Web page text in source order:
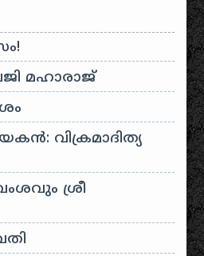
മഹാരാജ്
വിക്രമാദിത്യ
ശ്രീ